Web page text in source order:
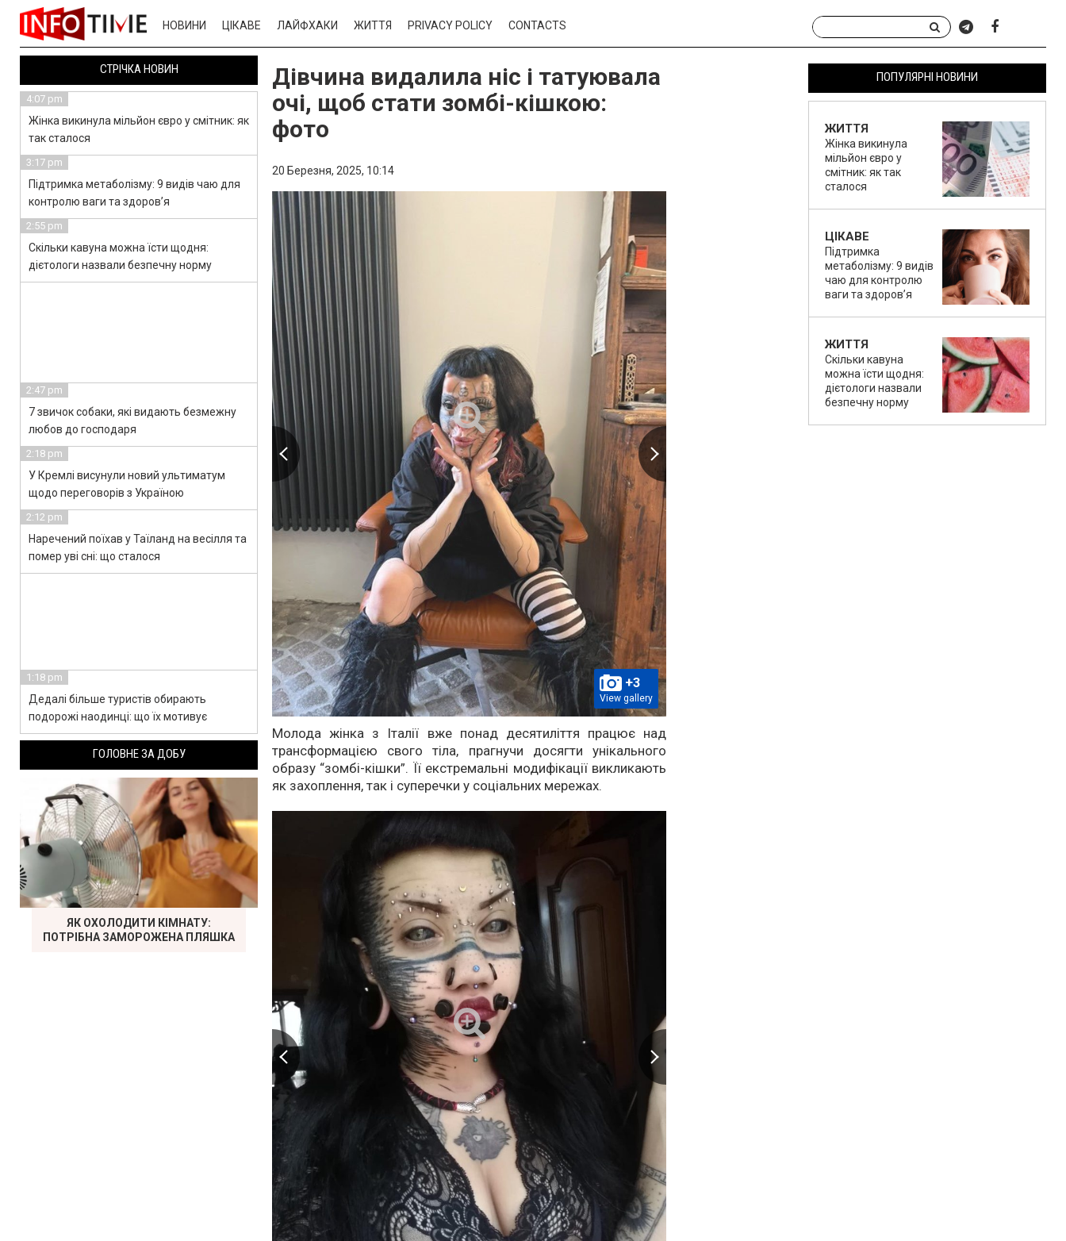
НОВИНИ ЦІКАВЕ ЛАЙФХАКИ ЖИТТЯ PRIVACY POLICY CONTACTS
Дівчина видалила ніс і татуювала
очі, щоб стати зомбі-кішкою:
фото
20 Березня, 2025, 10:14
+3
View gallery
Молода жінка з Італії вже понад десятиліття працює над
трансформацією свого тіла, прагнучи досягти унікального
образу “зомбі-кішки”. Її екстремальні модифікації викликають
як захоплення, так і суперечки у соціальних мережах.
ПОПУЛЯРНІ НОВИНИ
ЖИТТЯ
Жінка викинула
мільйон євро у
смітник: як так
сталося
ЦІКАВЕ
Підтримка
метаболізму: 9 видів
чаю для контролю
ваги та здоров’я
ЖИТТЯ
Скільки кавуна
можна їсти щодня:
дієтологи назвали
безпечну норму
СТРІЧКА НОВИН
4:07 pm
Жінка викинула мільйон євро у смітник: як
так сталося
3:17 pm
Підтримка метаболізму: 9 видів чаю для
контролю ваги та здоров’я
2:55 pm
Скільки кавуна можна їсти щодня:
дієтологи назвали безпечну норму
2:47 pm
7 звичок собаки, які видають безмежну
любов до господаря
2:18 pm
У Кремлі висунули новий ультиматум
щодо переговорів з Україною
2:12 pm
Наречений поїхав у Таїланд на весілля та
помер уві сні: що сталося
1:18 pm
Дедалі більше туристів обирають
подорожі наодинці: що їх мотивує
ГОЛОВНЕ ЗА ДОБУ
ЯК ОХОЛОДИТИ КІМНАТУ:
ПОТРІБНА ЗАМОРОЖЕНА ПЛЯШКА